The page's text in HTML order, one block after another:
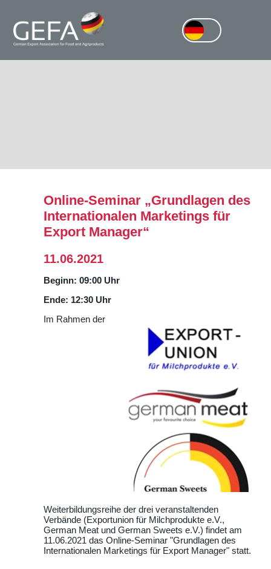
Online-Seminar „Grundlagen des
Internationalen Marketings für
Export Manager“
11.06.2021
Beginn: 09:00 Uhr
Ende: 12:30 Uhr
Im Rahmen der
Weiterbildungsreihe der drei veranstaltenden
Verbände (Exportunion für Milchprodukte e.V.,
German Meat und German Sweets e.V.) findet am
11.06.2021 das Online-Seminar Grundlagen des
Internationalen Marketings für Export Manager statt.